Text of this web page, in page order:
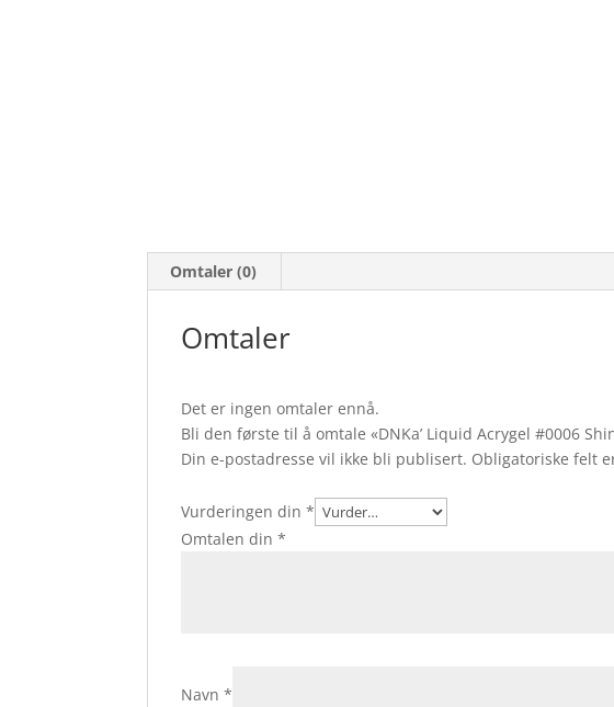
Omtaler (0)
Omtaler
Det er ingen omtaler ennå.
Bli den første til å omtale «DNKa’ Liquid Acrygel #0006
Din e-postadresse vil ikke bli publisert. Obligatoriske felt
Vurderingen din*
Omtalen din*
Navn*